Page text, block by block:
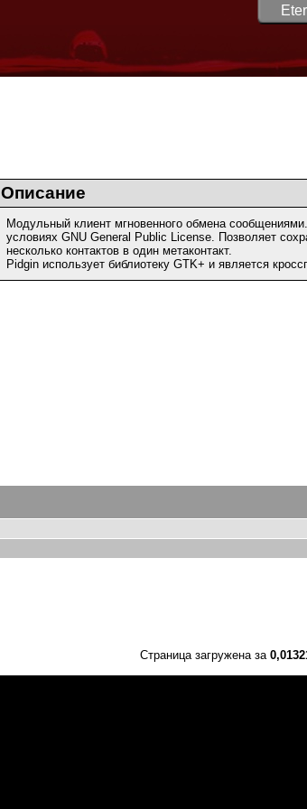
Описание
Модульный клиент мгновенного обмена
условиях GNU General Public License. Позволяет
несколько контактов в один метаконтакт.
Pidgin использует библиотеку GTK+ и является
Страница загружена за